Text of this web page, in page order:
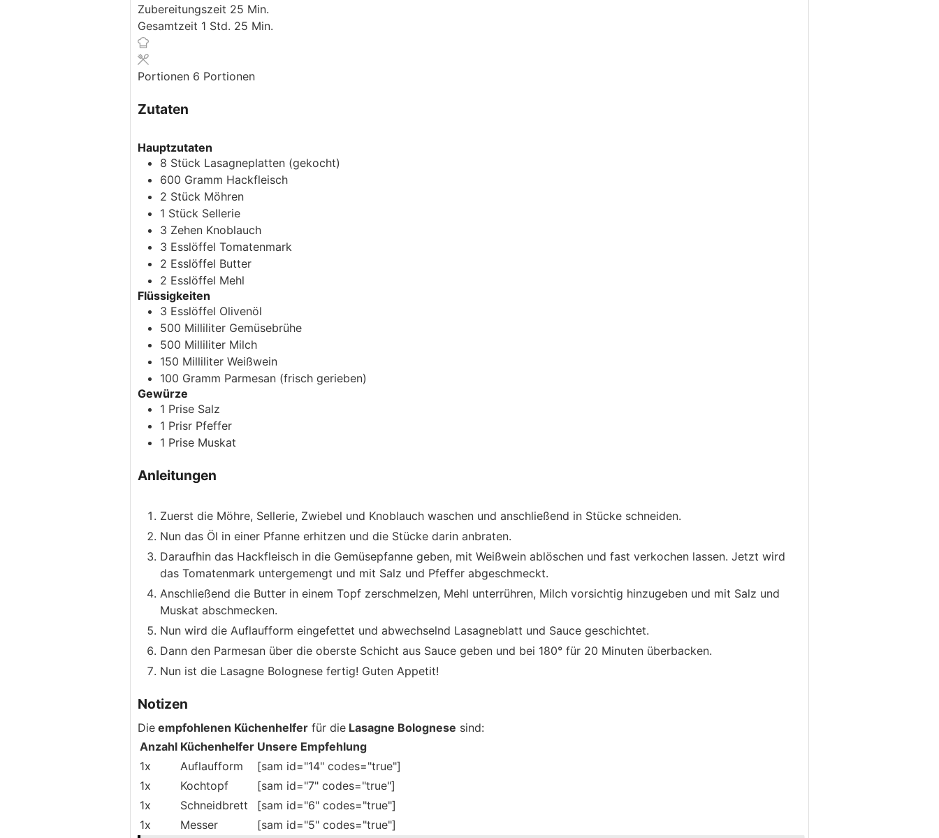
Zubereitungszeit 25 Minuten
Min.
Gesamtzeit 1 Stunde
Std. 25 Minuten
Min.
Portionen 6 Portionen
Zutaten
Hauptzutaten
8 Stück Lasagneplatten (gekocht)
600 Gramm Hackfleisch
2 Stück Möhren
1 Stück Sellerie
3 Zehen Knoblauch
3 Esslöffel Tomatenmark
2 Esslöffel Butter
2 Esslöffel Mehl
Flüssigkeiten
3 Esslöffel Olivenöl
500 Milliliter Gemüsebrühe
500 Milliliter Milch
150 Milliliter Weißwein
100 Gramm Parmesan (frisch gerieben)
Gewürze
1 Prise Salz
1 Prisr Pfeffer
1 Prise Muskat
Anleitungen
Zuerst die Möhre, Sellerie, Zwiebel und Knoblauch waschen und anschließend in Stücke schneiden.
Nun das Öl in einer Pfanne erhitzen und die Stücke darin anbraten.
Daraufhin das Hackfleisch in die Gemüsepfanne geben, mit Weißwein ablöschen und fast verkochen lassen. Jetzt wird
das Tomatenmark untergemengt und mit Salz und Pfeffer abgeschmeckt.
Anschließend die Butter in einem Topf zerschmelzen, Mehl unterrühren, Milch vorsichtig hinzugeben und mit Salz und
Muskat abschmecken.
Nun wird die Auflaufform eingefettet und abwechselnd Lasagneblatt und Sauce geschichtet.
Dann den Parmesan über die oberste Schicht aus Sauce geben und bei 180° für 20 Minuten überbacken.
Nun ist die Lasagne Bolognese fertig! Guten Appetit!
Notizen
Die empfohlenen Küchenhelfer für die Lasagne Bolognese sind:
Anzahl Küchenhelfer Unsere Empfehlung
1x
Auflaufform
[sam id="14" codes="true"]
1x
Kochtopf
[sam id="7" codes="true"]
1x
Schneidbrett
[sam id="6" codes="true"]
1x
Messer [sam id="5" codes="true"]